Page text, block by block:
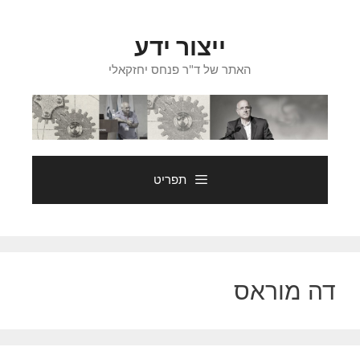
ייצור ידע
האתר של ד"ר פנחס יחזקאלי
תפריט
דה מוראס